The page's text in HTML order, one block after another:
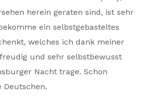
herein geraten sind, ist sehr
ein selbstgebasteltes
welches ich dank meiner
und sehr selbstbewusst
Nacht trage. Schon
Deutschen.